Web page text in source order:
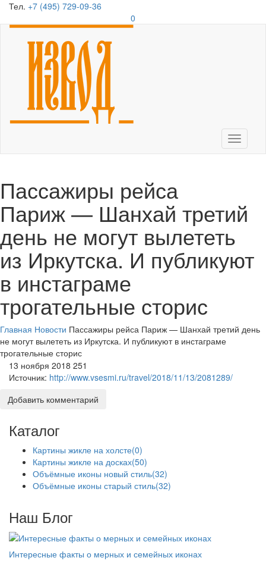
Тел. +7 (495) 729-09-36
0
Toggle
Пассажиры рейса
Париж — Шанхай третий
день не могут вылететь
из Иркутска. И публикуют
в инстаграме
трогательные сторис
Главная Новости Пассажиры рейса Париж — Шанхай третий день
не могут вылететь из Иркутска. И публикуют в инстаграме
трогательные сторис
13 ноября 2018 251
Источник: http://www.vsesmi.ru/travel/2018/11/13/2081289/
Добавить комментарий
Каталог
Картины жикле на холсте(0)
Картины жикле на досках(50)
Объёмные иконы новый стиль(32)
Объёмные иконы старый стиль(32)
Наш Блог
Интересные факты о мерных и семейных иконах